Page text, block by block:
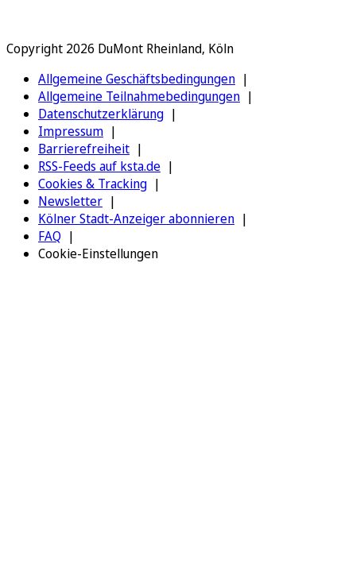
Copyright 2026 DuMont Rheinland, Köln
Allgemeine Geschäftsbedingungen
Allgemeine Teilnahmebedingungen
Datenschutzerklärung
Impressum
Barrierefreiheit
RSS-Feeds auf ksta.de
Cookies & Tracking
Newsletter
Kölner Stadt-Anzeiger abonnieren
FAQ
Cookie-Einstellungen